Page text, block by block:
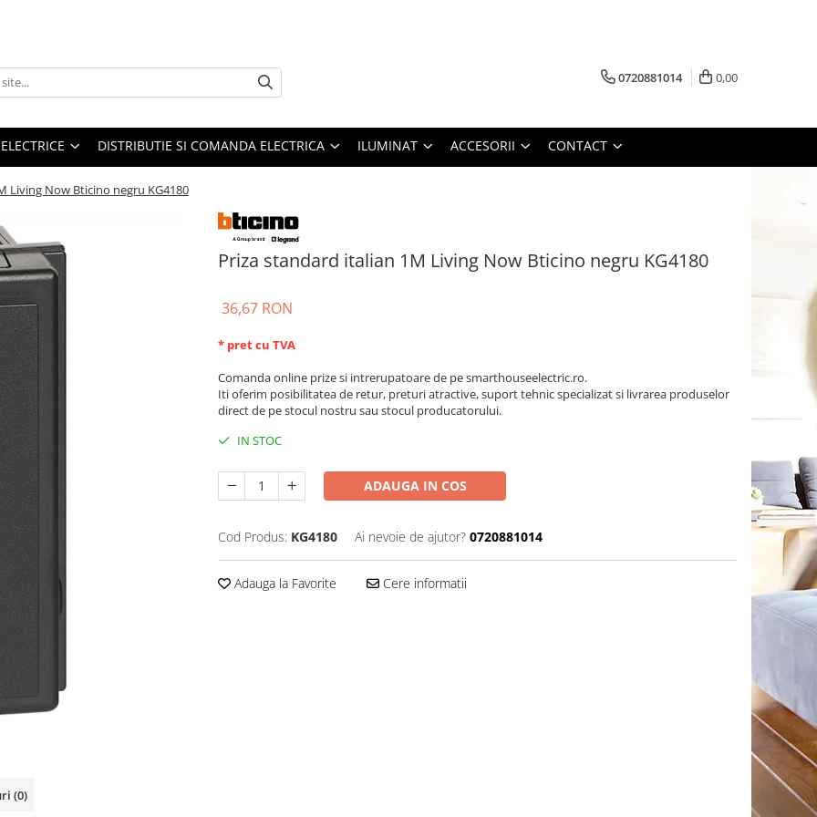
0720881014 0,00
DISTRIBUTIE SI COMANDA ELECTRICA ILUMINAT ACCESORII CONTACT
Living Now Bticino negru KG4180
Priza standard italian 1M Living Now Bticino negru KG4180
36,67 RON
* pret cu TVA
Comanda online prize si intrerupatoare de pe smarthouseelectric.ro.
Iti oferim posibilitatea de retur, preturi atractive, suport tehnic specializat si livrarea produselor
direct de pe stocul nostru sau stocul producatorului.
IN STOC
ADAUGA IN COS
Cod Produs: KG4180 Ai nevoie de ajutor? 0720881014
Adauga la Favorite Cere informatii
(0)